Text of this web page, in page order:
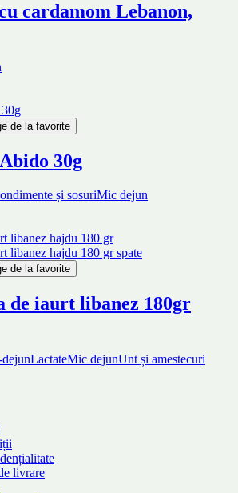
cardamom Lebanon,
de la favorite
30g
și sosuriMic dejun
de la favorite
de iaurt libanez 180gr
LactateMic dejunUnt și amestecuri
livrare